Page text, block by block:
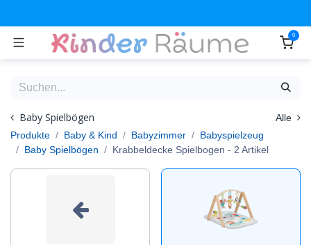
0
Baby Spielbögen
Alle
Produkte
Baby & Kind Babyzimmer
Babyspielzeug
Baby Spielbögen
Krabbeldecke Spielbogen - 2 Artikel